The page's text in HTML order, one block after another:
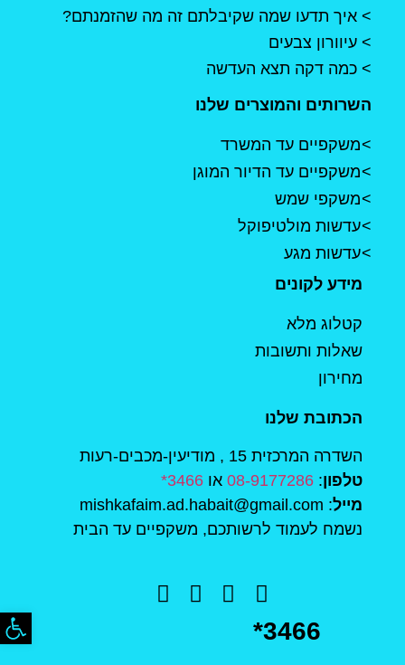
איך תדעו שמה שקיבלתם זה מה שהזמנתם?
עיוורון צבעים
כמה דקה תצא העדשה
השרותים והמוצרים שלנו
משקפיים עד המשרד
משקפיים עד הדיור המוגן
משקפי שמש
עדשות מולטיפוקל
עדשות מגע
מידע לקונים
קטלוג מלא
שאלות ותשובות
מחירון
הכתובת שלנו
השדרה המרכזית 15 , מודיעין-מכבים-רעות
טלפון:
08-9177286 או 3466*
מייל: mishkafaim.ad.habait@gmail.com
נשמח לעמוד לרשותכם, משקפיים עד הבית
*3466 פתח